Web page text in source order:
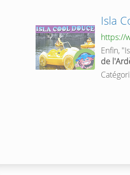
Isla
https://
Enfin,
de